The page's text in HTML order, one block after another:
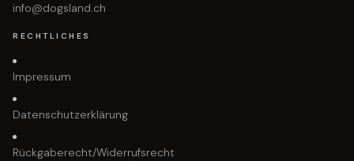
info@dogsland.ch
RECHTLICHES
Impressum
Datenschutzerklärung
Rückgaberecht/Widerrufsrecht